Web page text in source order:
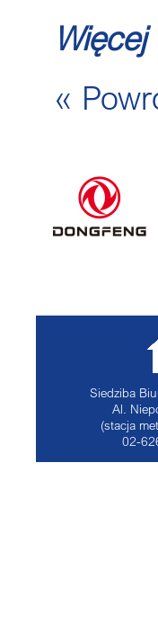
«
Siedziba
Al.
(stacja
02-